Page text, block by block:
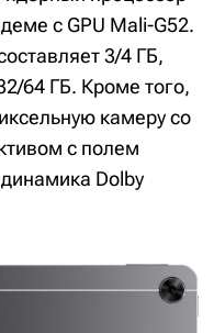
с GPU Mali-G52.
3/4 ГБ,
64 ГБ. Кроме того,
камеру со
с полем
Dolby